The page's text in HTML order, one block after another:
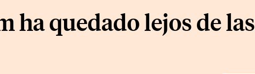
ha quedado lejos de las